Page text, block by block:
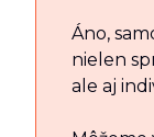
Áno,
nielen
ale aj